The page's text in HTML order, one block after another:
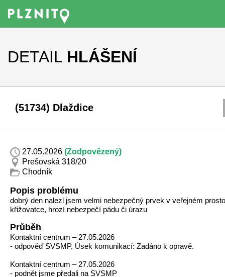
DETAIL HLÁŠENÍ
(51734) Dlaždice
27.05.2026 (Zodpovězený)
Prešovská 318/20
Chodník
Popis problému
dobrý den nalezl jsem velmi nebezpečný prvek v veřejném
křižovatce, hrozí nebezpečí pádu či úrazu
Průběh
Kontaktní centrum – 27.05.2026
- odpověď SVSMP, Úsek komunikací: Zadáno k opravě.
Kontaktní centrum – 27.05.2026
- podnět jsme předali na SVSMP